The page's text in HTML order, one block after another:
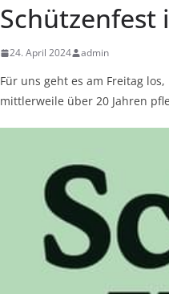
Schützenfest
24. April 2024 admin
Für uns geht es am Freitag
mittlerweile über 20 Jahren